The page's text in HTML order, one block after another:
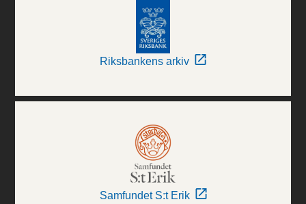
Riksbankens arkiv
Samfundet S:t Erik